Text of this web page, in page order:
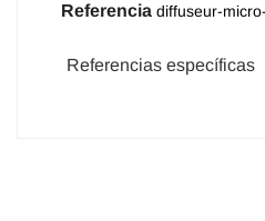
Referencia diffuseur-
Referencias específicas